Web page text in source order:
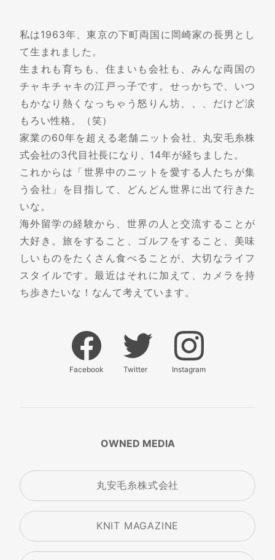
私は1963年、東京の下町両国に岡崎家の長男とし
て生まれました。
生まれも育ちも、住まいも会社も、みんな両国の
チャキチャキの江戸っ子です。せっかちで、いつ
もかなり熱くなっちゃう怒りん坊、、、だけど涙
もろい性格。（笑）
家業の60年を超える老舗ニット会社、丸安毛糸株
式会社の3代目社長になり、14年が経ちました。
これからは「世界中のニットを愛する人たちが集
う会社」を目指して、どんどん世界に出て行きた
いな。
海外留学の経験から、世界の人と交流することが
大好き。旅をすること、ゴルフをすること、美味
しいものをたくさん食べることが、大切なライフ
スタイルです。最近はそれに加えて、カメラを持
ち歩きたいな！なんて考えています。
Facebook Twitter Instagram
OWNED MEDIA
丸安毛糸株式会社
KNIT MAGAZINE